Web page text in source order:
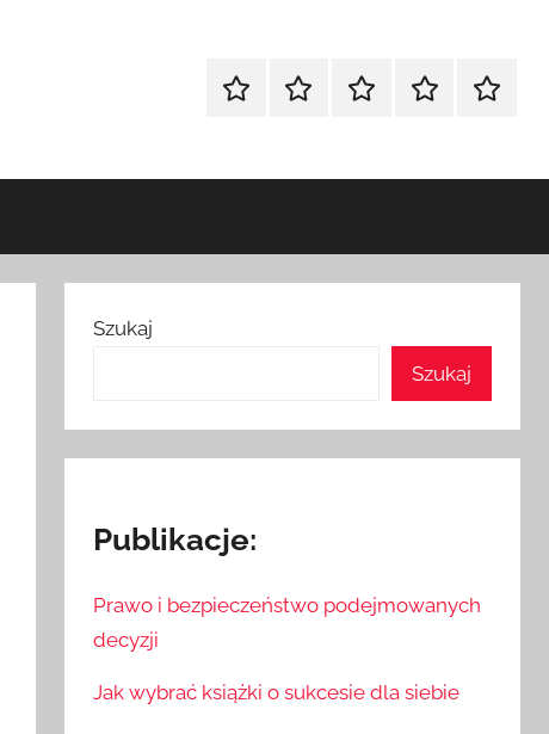
Strona
PolitykaWpisy
SEO
Szukaj
Szukaj
Publikacje:
Prawo i bezpieczeństwo podejmowanych
decyzji
Jak wybrać książki o sukcesie dla siebie